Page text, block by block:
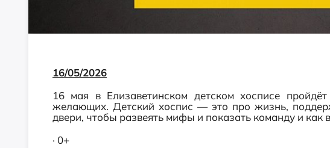
16/05/2026
16 мая в Елизаветинском детском хосписе
желающих. Детский хоспис — это про жизнь,
двери, чтобы развеять мифы и показать команду и как
· 0+